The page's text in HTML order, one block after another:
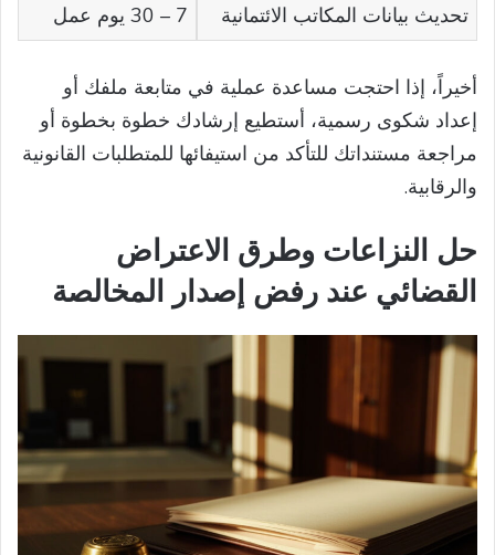
تحديث بيانات المكاتب الائتمانية 7 – 30 يوم عمل
أخيراً، إذا احتجت مساعدة عملية في متابعة ملفك أو
إعداد شكوى رسمية، أستطيع إرشادك خطوة بخطوة أو
مراجعة مستنداتك للتأكد من استيفائها للمتطلبات القانونية
والرقابية.
حل النزاعات وطرق الاعتراض
القضائي عند رفض إصدار المخالصة